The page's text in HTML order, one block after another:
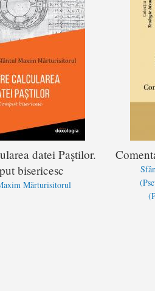
datei Paștilor.
bisericesc
Mărturisitorul